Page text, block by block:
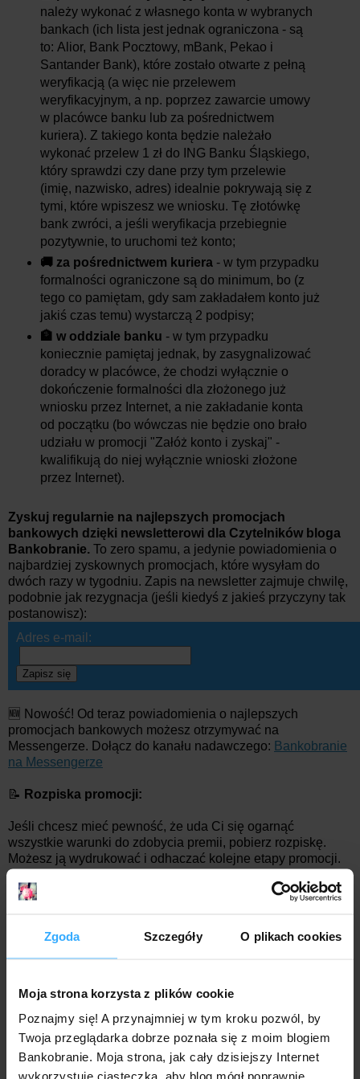
Zgoda Szczegóły O plikach cookies
Moja strona korzysta z plików cookie
Poznajmy się! A przynajmniej w tym kroku pozwól, by
Twoja przeglądarka dobrze poznała się z moim blogiem
Bankobranie. Moja strona, jak cały dzisiejszy Internet
wykorzystuje ciasteczka, aby blog mógł poprawnie
należy wykonać z własnego konta w wybranych
bankach (ich lista jest jednak ograniczona - są
to: Alior, Bank Pocztowy, mBank, Pekao i
Santander Bank), które zostało otwarte z pełną
weryfikacją (a więc nie przelewem
weryfikacyjnym, a np. poprzez zawarcie umowy
w placówce banku lub za pośrednictwem
kuriera). Z takiego konta będzie należało
wykonać przelew 1 zł do ING Banku Śląskiego,
który sprawdzi czy dane przy tym przelewie
(imię, nazwisko, adres) idealnie pokrywają się z
tymi, które wpiszesz we wniosku. Tę złotówkę
bank zwróci, a jeśli weryfikacja przebiegnie
pozytywnie, to uruchomi też konto;
🚚 za pośrednictwem kuriera - w tym przypadku
formalności ograniczone są do minimum, bo (z
tego co pamiętam, gdy sam zakładałem konto już
jakiś czas temu) wystarczą 2 podpisy;
🏦 w oddziale banku - w tym przypadku
koniecznie pamiętaj jednak, by zasygnalizować
doradcy w placówce, że chodzi wyłącznie o
dokończenie formalności dla złożonego już
wniosku przez Internet, a nie zakładanie konta
od początku (bo wówczas nie będzie ono brało
udziału w promocji "Załóż konto i zyskaj" -
kwalifikują do niej wyłącznie wnioski złożone
przez Internet).
Zyskuj regularnie na najlepszych promocjach
bankowych dzięki newsletterowi dla Czytelników bloga
Bankobranie. To zero spamu, a jedynie powiadomienia o
najbardziej zyskownych promocjach, które wysyłam do
dwóch razy w tygodniu. Zapis na newsletter zajmuje chwilę,
podobnie jak rezygnacja (jeśli kiedyś z jakieś przyczyny tak
postanowisz):
Adres e-mail:
Zapisz się
🆕 Nowość! Od teraz powiadomienia o najlepszych
promocjach bankowych możesz otrzymywać na
Messengerze. Dołącz do kanału nadawczego: Bankobranie
na Messengerze
📝 Rozpiska promocji:
Jeśli chcesz mieć pewność, że uda Ci się ogarnąć
wszystkie warunki do zdobycia premii, pobierz rozpiskę.
Możesz ją wydrukować i odhaczać kolejne etapy promocji.
>>Pobierz rozpiskę promocji ING z premią 500 zł<<
regulamin promocji "Załóż konto i zyskaj"
Mr. Złotówa o godz.:
54 komentarze: